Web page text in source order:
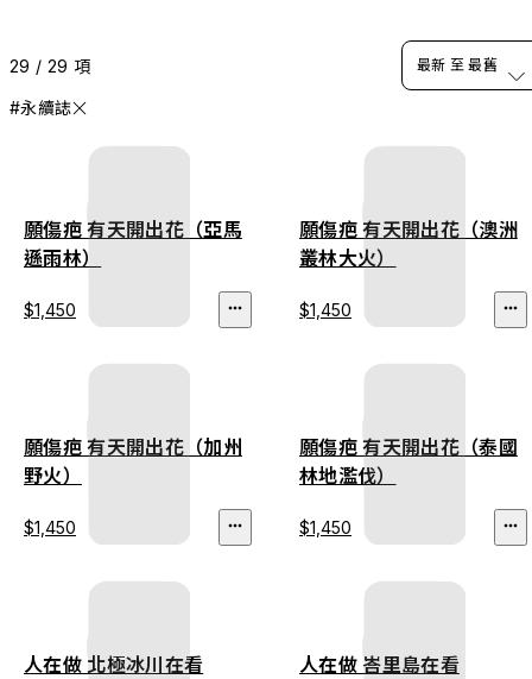
29 / 29 項
#永續誌
最新 至 最舊
願傷疤 有天開出花（亞馬
遜雨林）
$1,450
願傷疤 有天開出花（澳洲
叢林大火）
$1,450
願傷疤 有天開出花（加州
野火）
$1,450
願傷疤 有天開出花（泰國
林地濫伐）
$1,450
人在做 北極冰川在看 人在做 峇里島在看